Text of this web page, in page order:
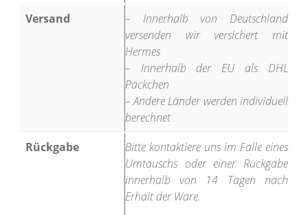
Versand
– Innerhalb von Deutschland
versenden wir versichert mit
Hermes
– Innerhalb der EU als DHL
Päckchen
– Andere Länder werden individuell
berechnet
Rückgabe
Bitte kontaktiere uns im Falle eines
Umtauschs oder einer Rückgabe
innerhalb von 14 Tagen nach
Erhalt der Ware.